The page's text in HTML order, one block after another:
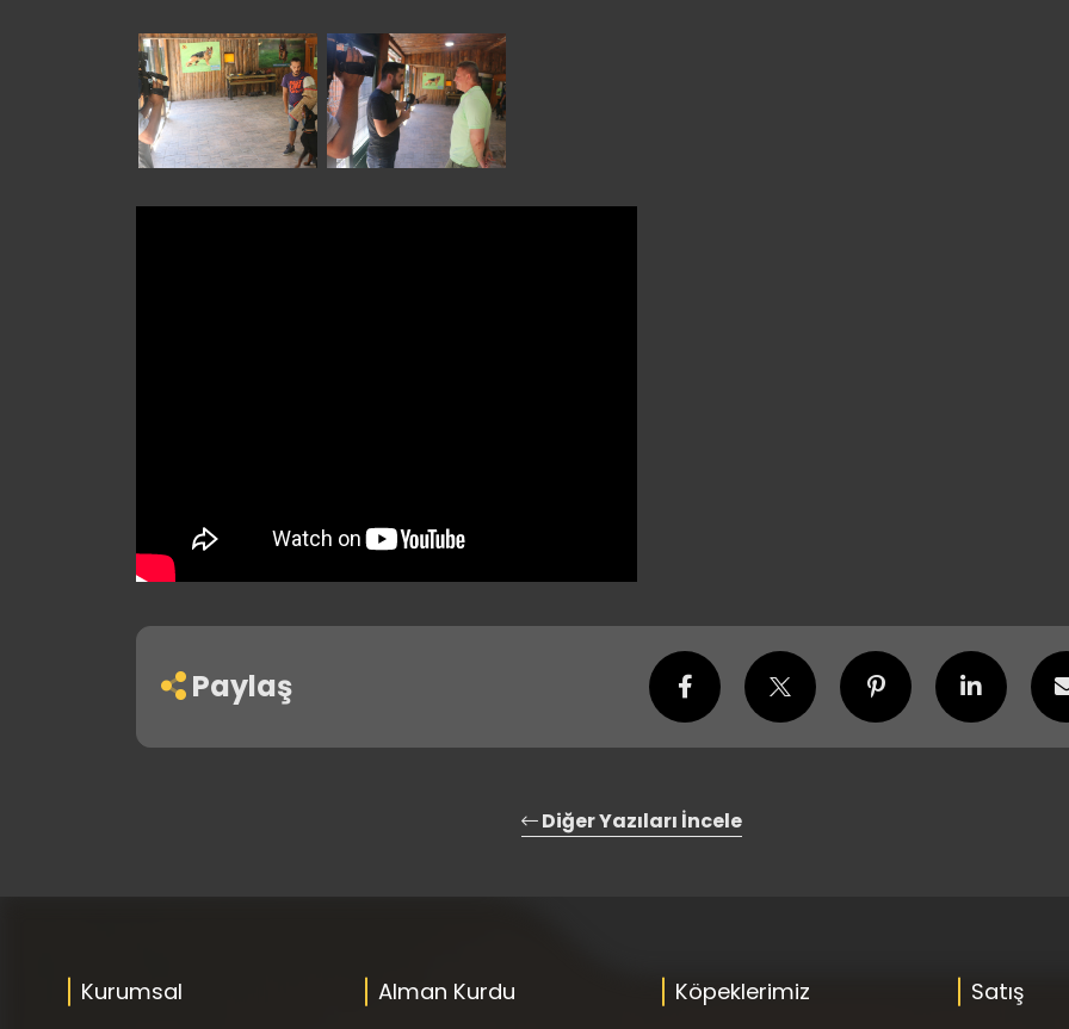
Paylaş
Diğer Yazıları İncele
Kurumsal Alman Kurdu Köpeklerimiz Satış